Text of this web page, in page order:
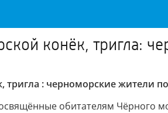
конёк, тригла:
тригла : черноморские жители
обитателям Чёрного